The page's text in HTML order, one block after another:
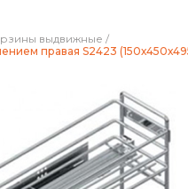
выдвижные /
правая S2423